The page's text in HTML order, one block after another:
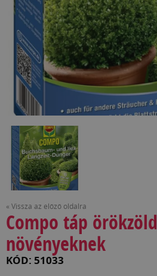
« Vissza az előző oldalra
Compo táp örökzöld
növényeknek
KÓD: 51033